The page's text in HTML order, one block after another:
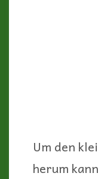
Um den
herum